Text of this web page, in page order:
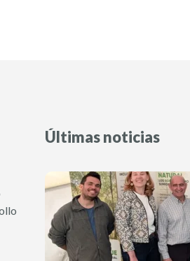
Últimas noticias